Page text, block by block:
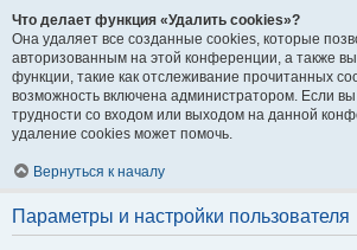
Что делает функция «Удалить cookies»?
Она удаляет все созданные cookies, которые
авторизованным на этой конференции, а также
функции, такие как отслеживание прочитанных
возможность включена администратором. Если
трудности со входом или выходом на данной
удаление cookies может помочь.
Вернуться к началу
Параметры и настройки пользователя